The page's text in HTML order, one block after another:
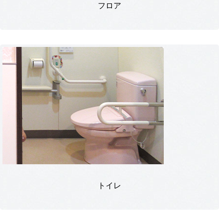
フロア
トイレ